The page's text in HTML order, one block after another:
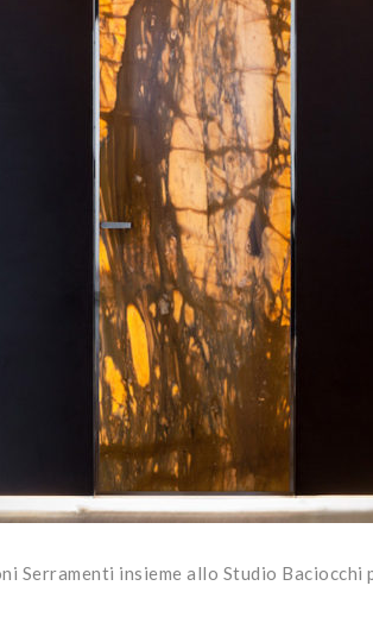
Serramenti insieme allo Studio Baciocchi